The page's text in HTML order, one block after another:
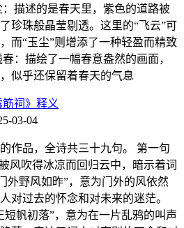
描述的是春天里，紫色的道路被
珍珠般晶莹剔透。这里的“飞云”可
而“玉尘”则增添了一种轻盈而精致
：描绘了一幅春意盎然的画面，
似乎还保留着春天的气息
祠》释义
03-04
作品，全诗共三十九句。 第一句
风吹得冰凉而回归云中，暗示着词
外野风如昨”，意为门外的风依然
对过去的怀念和对未来的迷茫。
短帆初落”，意为在一片乱鸦的叫声